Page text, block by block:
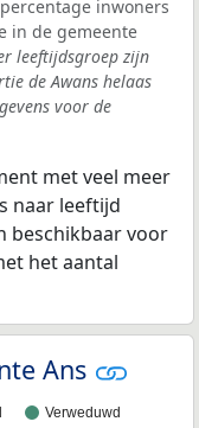
inwoners
in de gemeente
leeftijdsgroep zijn
de Awans helaas
voor de
met veel meer
naar leeftijd
beschikbaar voor
het aantal
Ans
Verweduwd